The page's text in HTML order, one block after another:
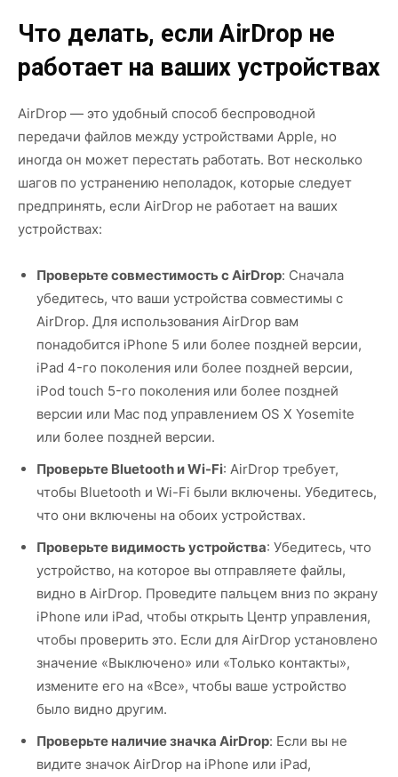
Что делать, если AirDrop не
работает на ваших устройствах
AirDrop — это удобный способ беспроводной
передачи файлов между устройствами Apple, но
иногда он может перестать работать. Вот несколько
шагов по устранению неполадок, которые следует
предпринять, если AirDrop не работает на ваших
устройствах:
Проверьте совместимость с AirDrop: Сначала
убедитесь, что ваши устройства совместимы с
AirDrop. Для использования AirDrop вам
понадобится iPhone 5 или более поздней версии,
iPad 4-го поколения или более поздней версии,
iPod touch 5-го поколения или более поздней
версии или Mac под управлением OS X Yosemite
или более поздней версии.
Проверьте Bluetooth и Wi-Fi: AirDrop требует,
чтобы Bluetooth и Wi-Fi были включены. Убедитесь,
что они включены на обоих устройствах.
Проверьте видимость устройства: Убедитесь, что
устройство, на которое вы отправляете файлы,
видно в AirDrop. Проведите пальцем вниз по экрану
iPhone или iPad, чтобы открыть Центр управления,
чтобы проверить это. Если для AirDrop установлено
значение «Выключено» или «Только контакты»,
измените его на «Все», чтобы ваше устройство
было видно другим.
Проверьте наличие значка AirDrop: Если вы не
видите значок AirDrop на iPhone или iPad,